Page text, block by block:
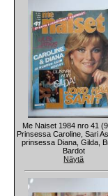
Me Naiset 1984 nro 41
Prinsessa Caroline, Sari
prinsessa Diana, Gilda,
Bardot
Näytä